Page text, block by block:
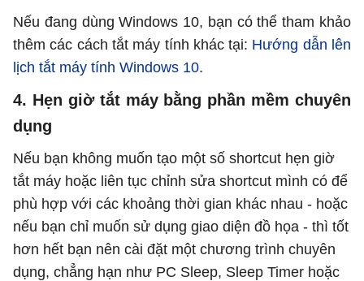
Nếu đang dùng Windows 10, bạn có thể tham khảo
thêm các cách tắt máy tính khác tại: Hướng dẫn lên
lịch tắt máy tính Windows 10.
4. Hẹn giờ tắt máy bằng phần mềm chuyên
dụng
Nếu bạn không muốn tạo một số shortcut hẹn giờ
tắt máy hoặc liên tục chỉnh sửa shortcut mình có để
phù hợp với các khoảng thời gian khác nhau - hoặc
nếu bạn chỉ muốn sử dụng giao diện đồ họa - thì tốt
hơn hết bạn nên cài đặt một chương trình chuyên
dụng, chẳng hạn như PC Sleep, Sleep Timer hoặc